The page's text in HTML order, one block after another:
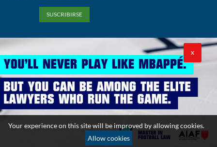
SUSCRIBIRSE
Política de privacidad Política de cookies
Términos y condiciones
Copyright 2026. Powered by Impact Lawyers
X
Your experience on this site will be improved by allowing cookies.
Allow cookies